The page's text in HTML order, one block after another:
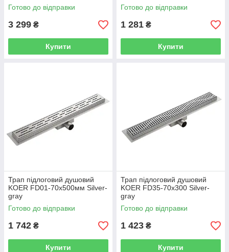
Готово до відправки
3 299 ₴
Купити
Готово до відправки
1 281 ₴
Купити
Трап підлоговий душовий
KOER FD01-70x500мм Silver-
gray
Готово до відправки
1 742 ₴
Купити
Трап підлоговий душовий
KOER FD35-70x300 Silver-
gray
Готово до відправки
1 423 ₴
Купити